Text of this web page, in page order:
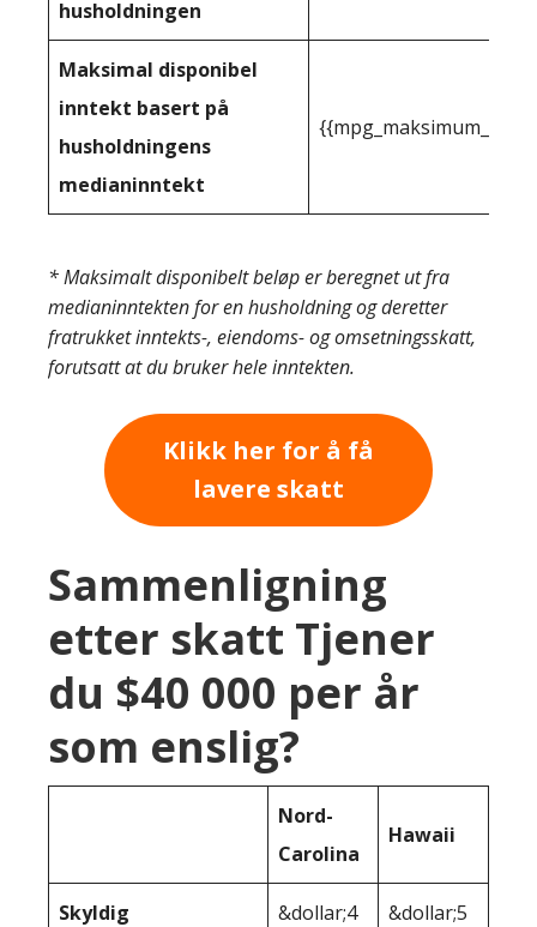
husholdningen
Maksimal disponibel
inntekt basert på
husholdningens
medianinntekt
* Maksimalt disponibelt beløp er beregnet ut fra
medianinntekten for en husholdning og deretter
fratrukket inntekts-, eiendoms- og omsetningsskatt,
forutsatt at du bruker hele inntekten.
Klikk her for å få
lavere skatt
Sammenligning
etter skatt Tjener
du $40 000 per år
som enslig?
Nord-
Carolina
Hawaii
Skyldig
&dollar;4
&dollar;5